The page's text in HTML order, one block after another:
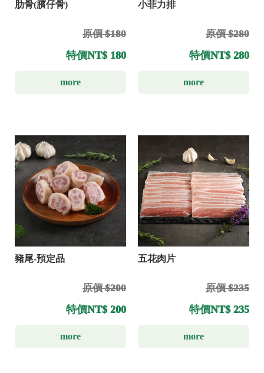
肋骨(臏仔骨)
原價 $180
特價NT$ 180
more
小菲力排
原價 $280
特價NT$ 280
more
豬尾-預定品
原價 $200
特價NT$ 200
more
五花肉片
原價 $235
特價NT$ 235
more